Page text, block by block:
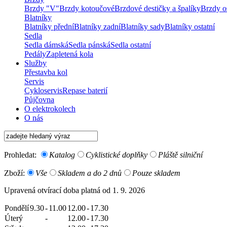
Brzdy "V"Brzdy kotoučovéBrzdové destičky a špalíkyBrzdy
Blatníky
Blatníky předníBlatníky zadníBlatníky sadyBlatníky ostatní
Sedla
Sedla dámskáSedla pánskáSedla ostatní
PedályZapletená kola
Služby
Přestavba kol
Servis
CykloservisRepase baterií
Půjčovna
O elektrokolech
O nás
Prohledat: Katalog Cyklistické doplňky Pláště silniční
Zboží: Vše Skladem a do 2 dnů
Pouze skladem
Upravená otvírací doba platná od 1. 9. 2026
Pondělí9.30-11.0012.00-17.30
Úterý
- 12.00-17.30